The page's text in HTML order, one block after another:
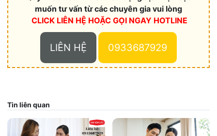
muốn tư vấn từ các chuyên gia vui lòng
CLICK LIÊN HỆ HOẶC GỌI NGAY HOTLINE
LIÊN HỆ 0933687929
Tin liên quan